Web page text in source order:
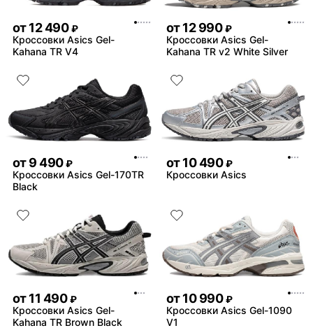
от12 490 ₽
Кроссовки Asics Gel-
Kahana TR V4
от12 990 ₽
Кроссовки Asics Gel-
Kahana TR v2 White Silver
от9 490 ₽
Кроссовки Asics Gel-170TR
Black
от10 490 ₽
Кроссовки Asics
от11 490 ₽
Кроссовки Asics Gel-
Kahana TR Brown Black
от10 990 ₽
Кроссовки Asics Gel-1090
V1